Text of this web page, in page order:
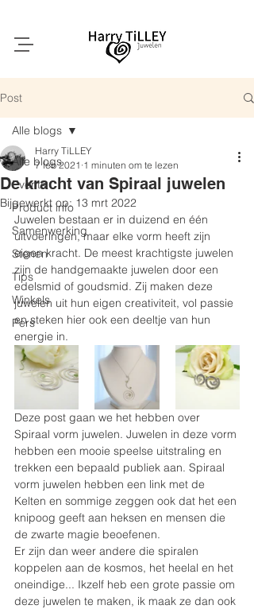
Post
Alle blogs
Events
Product info
Samenwerking
Stenen
Tips
Winkels
Pers
Alle blogs
De kracht van Spiraal juwelen
Harry TiLLEY
7 feb 2021 1 minuten om te lezen
Bijgewerkt op: 13 mrt 2022
Juwelen bestaan er in duizend en één
uitvoeringen, maar elke vorm heeft zijn
eigen kracht. De meest krachtigste juwelen
zijn de handgemaakte juwelen door een
edelsmid of goudsmid. Zij maken deze
juwelen uit hun eigen creativiteit, vol passie
en steken hier ook een deeltje van hun
energie in.
Deze post gaan we het hebben over
Spiraal vorm juwelen. Juwelen in deze vorm
hebben een mooie speelse uitstraling en
trekken een bepaald publiek aan. Spiraal
vorm juwelen hebben een link met de
Kelten en sommige zeggen ook dat het een
knipoog geeft aan heksen en mensen die
de zwarte magie beoefenen.
Er zijn dan weer andere die spiralen
koppelen aan de kosmos, het heelal en het
oneindige... Ikzelf heb een grote passie om
deze juwelen te maken, ik maak ze dan ook